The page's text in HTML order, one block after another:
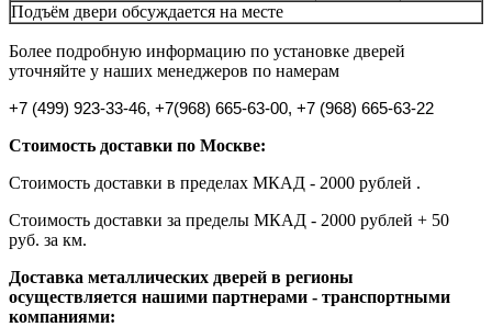
Подъём двери обсуждается на месте
Более подробную информацию по установке дверей
уточняйте у наших менеджеров по намерам
+7 (499) 923-33-46, +7(968) 665-63-00, +7 (968) 665-63-22
Стоимость доставки по Москве:
Стоимость доставки в пределах МКАД - 2000 рублей .
Стоимость доставки за пределы МКАД - 2000 рублей + 50
руб. за км.
Доставка металлических дверей в регионы
осуществляется нашими партнерами - транспортными
компаниями: